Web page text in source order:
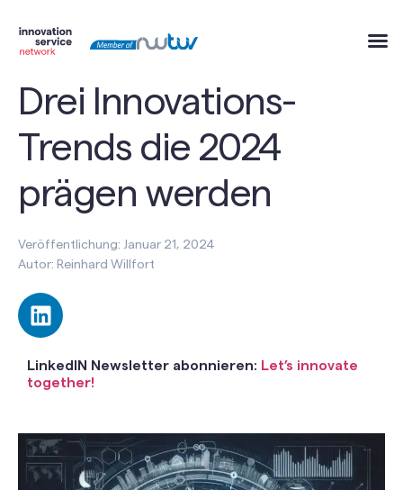
Drei Innovations-
Trends die 2024
prägen werden
Veröffentlichung: Januar 21, 2024
Autor: Reinhard Willfort
LinkedIN Newsletter abonnieren: Let’s innovate
together!